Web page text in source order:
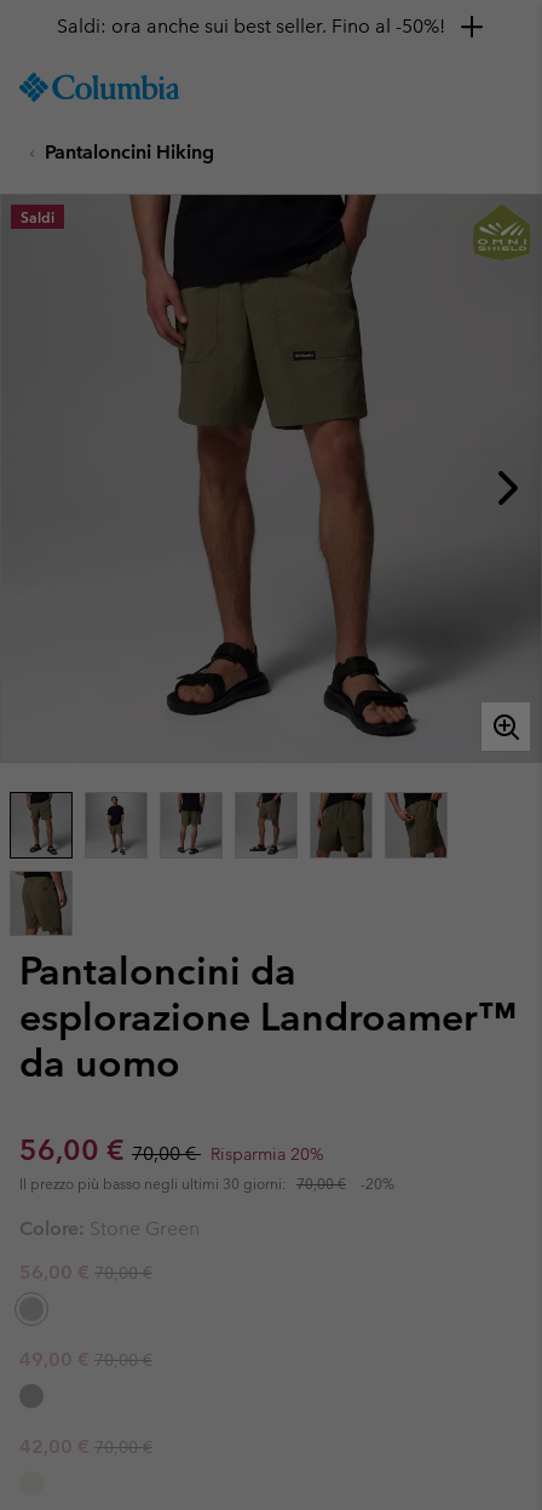
TO
SKIP
MAIN
NAV
Saldi: ora anche sui best seller. Fino al -50%!
Pantaloncini Hiking
Pantaloncini da
esplorazione Landroamer™
da uomo
Sale price:
56,00 € Regular price:
70,00 € Risparmia 20%
Il prezzo più basso negli ultimi 30 giorni: 70,00 € -20%
Saldi
Colore: Stone Green
Sale price:
56,00 € Regular price:
70,00 €
Sale price:
49,00 € Regular price:
70,00 €
Sale price:
42,00 € Regular price:
70,00 €